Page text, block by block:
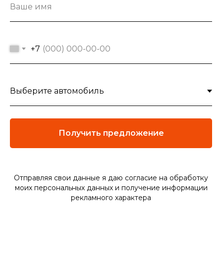
Ваше имя
+7
Получить предложение
Отправляя свои данные я даю согласие на обработку
моих персональных данных и получение информации
рекламного характера